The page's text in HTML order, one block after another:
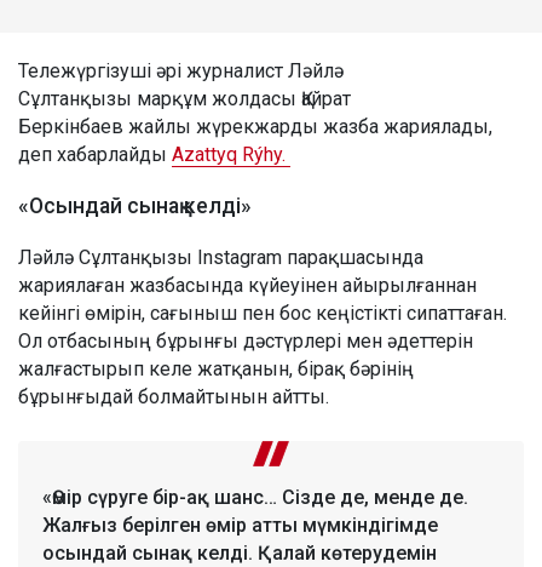
Тележүргізуші әрі журналист Ләйлә
Сұлтанқызы марқұм жолдасы Қайрат
Беркінбаев жайлы жүрекжарды жазба жариялады,
деп хабарлайды Azattyq Rýhy.
«Осындай сынақ келді»
Ләйлә Сұлтанқызы Instagram парақшасында
жариялаған жазбасында күйеуінен айырылғаннан
кейінгі өмірін, сағыныш пен бос кеңістікті сипаттаған.
Ол отбасының бұрынғы дәстүрлері мен әдеттерін
жалғастырып келе жатқанын, бірақ бәрінің
бұрынғыдай болмайтынын айтты.
«Өмір сүруге бір-ақ шанс… Сізде де, менде де.
Жалғыз берілген өмір атты мүмкіндігімде
осындай сынақ келді. Қалай көтерудемін